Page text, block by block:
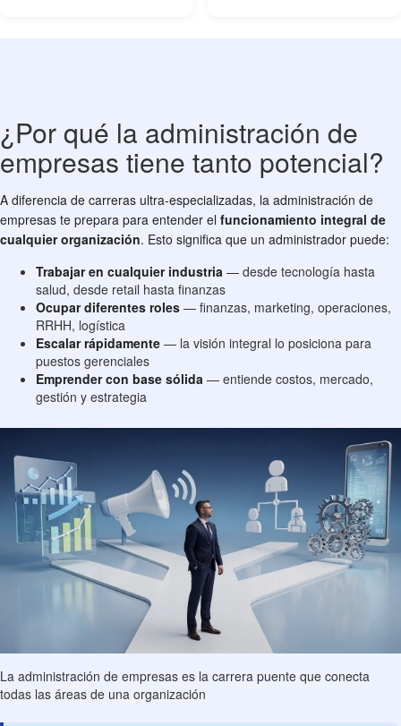
¿Por qué la administración de
empresas tiene tanto potencial?
A diferencia de carreras ultra-especializadas, la administración de
empresas te prepara para entender el funcionamiento integral de
cualquier organización. Esto significa que un administrador puede:
Trabajar en cualquier industria — desde tecnología hasta
salud, desde retail hasta finanzas
Ocupar diferentes roles — finanzas, marketing, operaciones,
RRHH, logística
Escalar rápidamente — la visión integral lo posiciona para
puestos gerenciales
Emprender con base sólida — entiende costos, mercado,
gestión y estrategia
La administración de empresas es la carrera puente que conecta
todas las áreas de una organización